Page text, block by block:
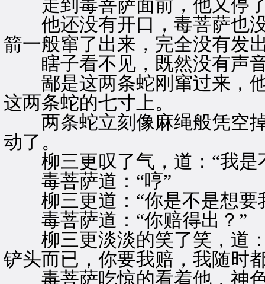
走到毒菩萨面前，他又停
他还没有开口，毒菩萨也没
箭一般窜了出来，完全没有发
瞎子看不见，既然没有声音
鄙是这两条蛇刚窜过来，他
这两条蛇的七寸上。
两条蛇立刻像麻绳般凭空掉
动了。
柳三更叹了气，道：“我是
毒菩萨道：“哼”
柳三更道：“你是不是想要
毒菩萨道：“你赔得出？”
柳三更淡淡的笑了笑，道：
铲头而已，你要我赔，我随时
毒菩萨吃惊的看着他，神色